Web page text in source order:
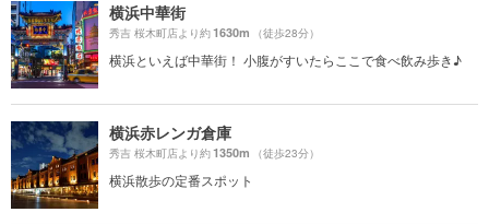
横浜中華街
秀吉 桜木町店より約1630m （徒歩28分）
横浜といえば中華街！ 小腹がすいたらここで食べ飲み歩き♪
横浜赤レンガ倉庫
秀吉 桜木町店より約1350m （徒歩23分）
横浜散歩の定番スポット